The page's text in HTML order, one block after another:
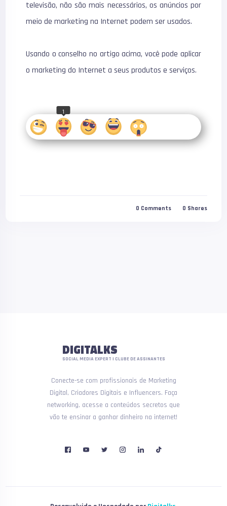
televisão, não são mais necessários, os anúncios por
meio de marketing na Internet podem ser usados.
Usando o conselho no artigo acima, você pode aplicar
o marketing do Internet a seus produtos e serviços.
1
0 Comments 0 Shares
DIGITALKS
SOCIAL MEDIA EXPERT | CLUBE DE ASSINANTES
Conecte-se com profissionais de Marketing
Digital, Criadores Digitais e Influencers. Faça
networking, acesse a conteúdos secretos que
vão te ensinar a ganhar dinheiro na internet!